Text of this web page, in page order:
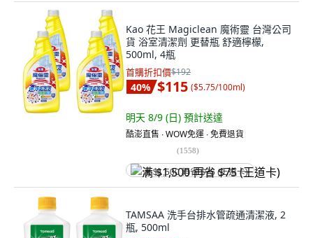
Kao 花王 Magiclean 魔術靈 台灣公司
貨 浴室清潔劑 更替瓶 舒適檸檬,
500ml, 4瓶
首購折扣價$192
40% $115 ($5.75/100ml)
明天 8/9 (日) 預計送達
酷澎直售 ∙ WOW免運 ∙ 免費退貨
(1558)
满 $1,500 再省 $75 (王道卡)
TAMSAA 洗手台排水管疏通清潔液, 2
瓶, 500ml